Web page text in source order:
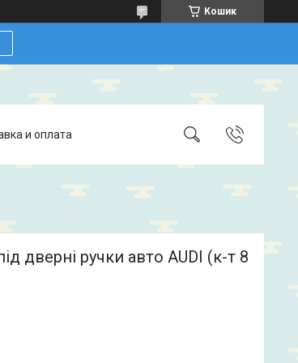
Кошик
и оплата
дверні ручки авто AUDI (к-т 8